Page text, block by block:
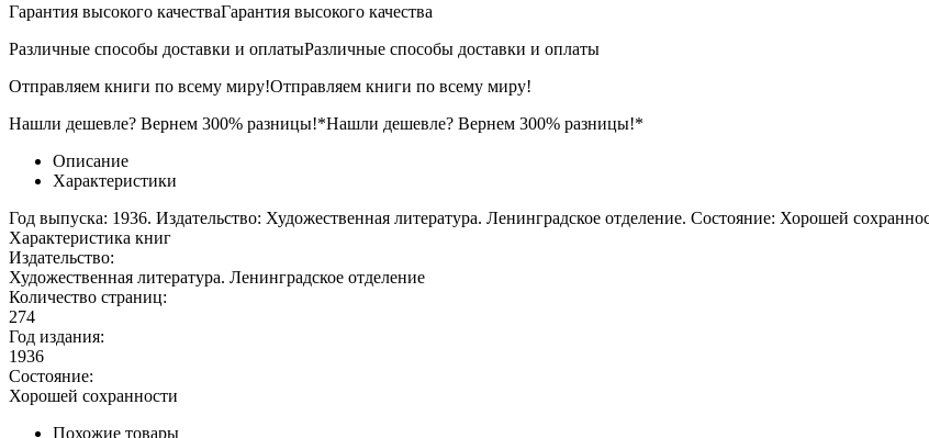
Гарантия высокого качестваГарантия высокого качества
Различные способы доставки и оплатыРазличные способы доставки и оплаты
Отправляем книги по всему миру!Отправляем книги по всему миру!
Нашли дешевле? Вернем 300% разницы!*Нашли дешевле? Вернем 300% разницы!*
Описание
Характеристики
Год выпуска: 1936. Издательство: Художественная литература. Ленинградское отделение. Состояние: Хорошей
Характеристика книг
Издательство:
Художественная литература. Ленинградское отделение
Количество страниц:
274
Год издания:
1936
Состояние:
Хорошей сохранности
Похожие товары